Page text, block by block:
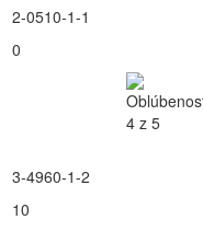
2-0510-1-1
0
3-4960-1-2
10